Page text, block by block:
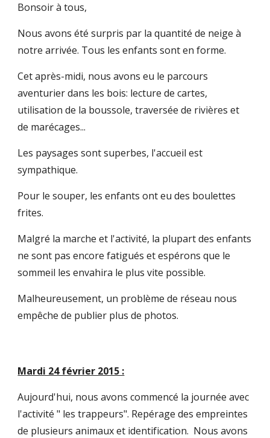
Bonsoir à tous,
Nous avons été surpris par la quantité de neige à
notre arrivée. Tous les enfants sont en forme.
Cet après-midi, nous avons eu le parcours
aventurier dans les bois: lecture de cartes,
utilisation de la boussole, traversée de rivières et
de marécages...
Les paysages sont superbes, l'accueil est
sympathique.
Pour le souper, les enfants ont eu des boulettes
frites.
Malgré la marche et l'activité, la plupart des enfants
ne sont pas encore fatigués et espérons que le
sommeil les envahira le plus vite possible.
Malheureusement, un problème de réseau nous
empêche de publier plus de photos.
Mardi 24 février 2015 :
Aujourd'hui, nous avons commencé la journée avec
l'activité " les trappeurs". Repérage des empreintes
de plusieurs animaux et identification.  Nous avons